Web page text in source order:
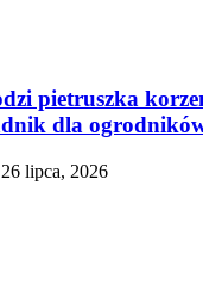
pietruszka
dla
26 lipca, 2026